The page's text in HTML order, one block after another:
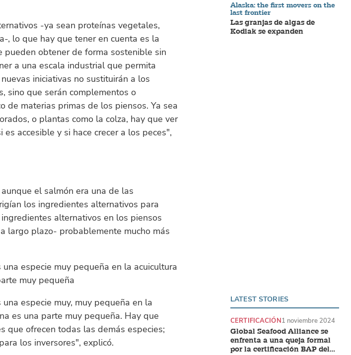
-ya sean proteínas vegetales,
, lo que hay que tener en cuenta es la
obtener de forma sostenible sin
a una escala industrial que permita
iniciativas no sustituirán a los
sino que serán complementos o
de materias primas de los piensos. Ya sea
o plantas como la colza, hay que ver
accesible y si hace crecer a los peces",
el salmón era una de las
los ingredientes alternativos para
alternativos en los piensos
largo plazo- probablemente mucho más
especie muy pequeña en la acuicultura
muy pequeña
especie muy, muy pequeña en la
es una parte muy pequeña. Hay que
que ofrecen todas las demás especies;
los inversores", explicó.
Alaska: the first movers on the
last frontier
Las granjas de algas de
Kodiak se expanden
LATEST STORIES
Global Seafood Alliance se
enfrenta a una queja formal
por la certificación BAP del
CERTIFICACIÓN1 noviembre 2024